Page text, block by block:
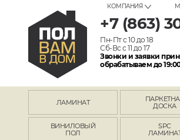
КОМПАНИЯ
+7 (863)
Пн-Пт с 10 до 18
Сб-Вс с 11 до 17
Звонки и заявки
обрабатываем до
ЛАМИНАТ
ДОСКА
ВИНИЛОВЫЙ
ПОЛ
SPC